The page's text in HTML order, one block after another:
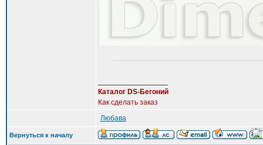
Каталог DS-Бегоний
Как сделать заказ
Любава
Вернуться к началу